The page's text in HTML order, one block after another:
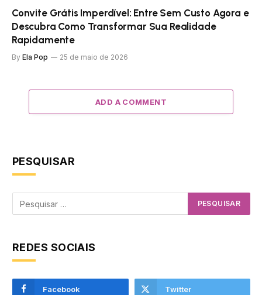
Convite Grátis Imperdível: Entre Sem Custo Agora e
Descubra Como Transformar Sua Realidade
Rapidamente
By Ela Pop 25 de maio de 2026
ADD A COMMENT
PESQUISAR
REDES SOCIAIS
Facebook Twitter